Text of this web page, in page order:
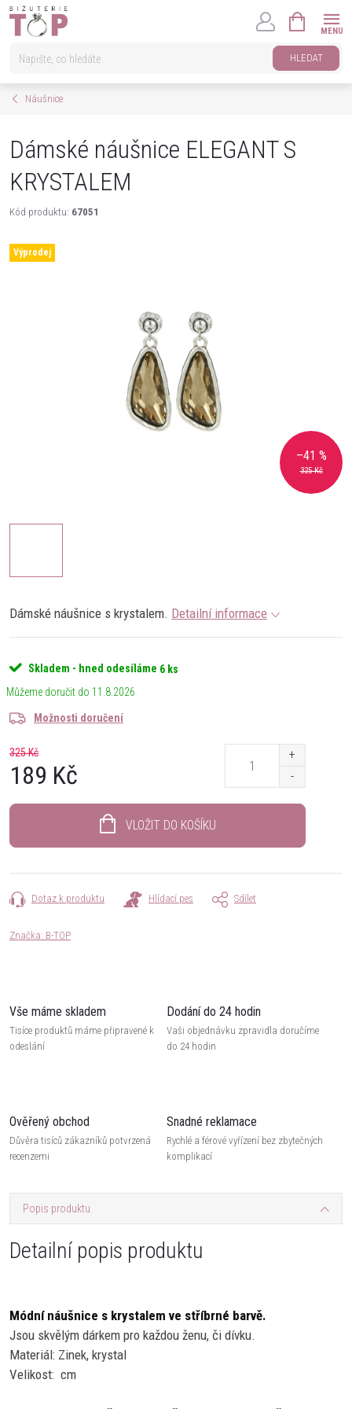
Přejít
HLEDAT
KOŠÍK
Náušnice
Dámské náušnice ELEGANT S
KRYSTALEM
Kód produktu: 67051
Výprodej
325 Kč
–41 %
Dámské náušnice s krystalem. Detailní informace
Skladem - hned odesíláme 6 ks
11.8.2026
Možnosti doručení
325 Kč
189 Kč
VLOŽIT DO KOŠÍKU
Dotaz k produktu Hlídací pes Sdílet
Značka: B-TOP
Vše máme skladem
Tisíce produktů máme připravené k
odeslání
Dodání do 24 hodin
Vaši objednávku zpravidla doručíme
do 24 hodin
Ověřený obchod
Důvěra tisíců zákazníků potvrzená
recenzemi
Snadné reklamace
Rychlé a férové vyřízení bez zbytečných
komplikací
Popis produktu
Detailní popis produktu
Módní náušnice s krystalem ve stříbrné barvě.
Jsou skvělým dárkem pro každou ženu, či dívku.
Materiál: Zinek, krystal
Velikost: cm